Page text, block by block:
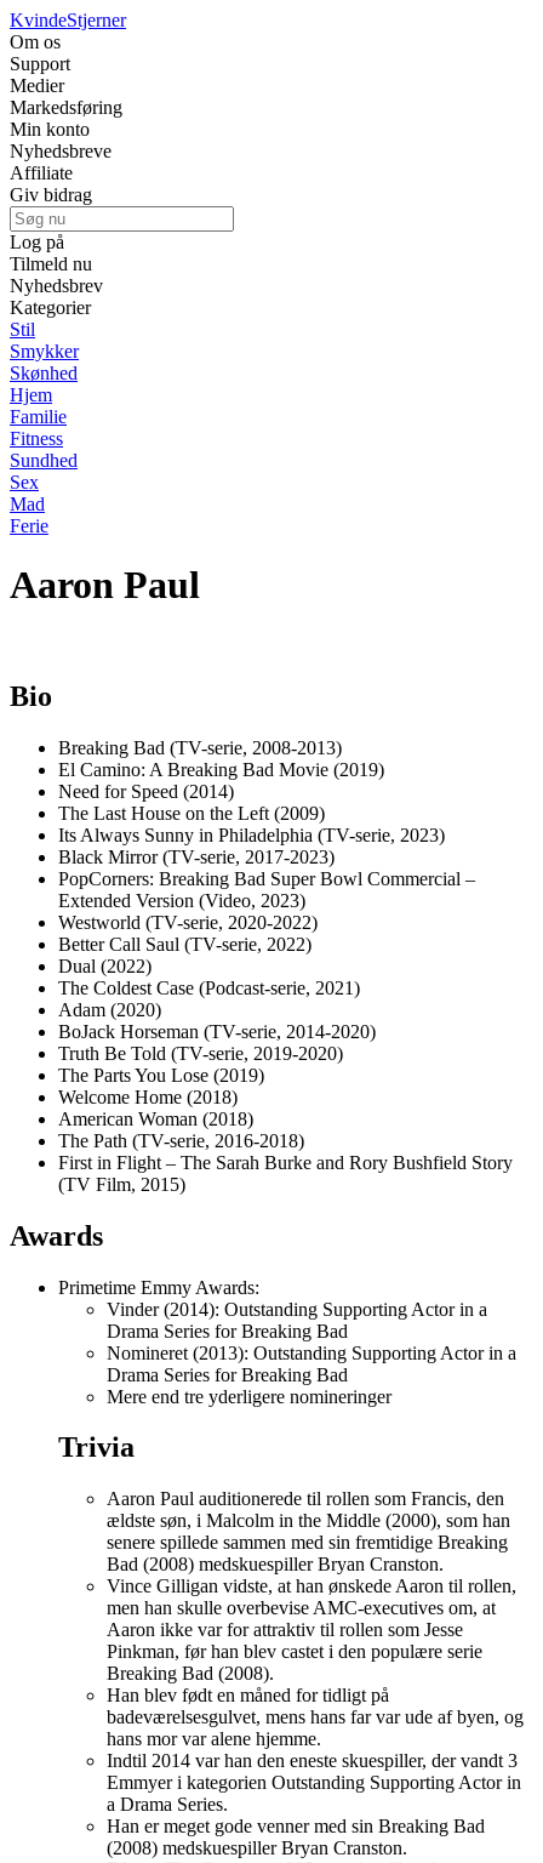
KvindeStjerner
Om os
Support
Medier
Markedsføring
Min konto
Nyhedsbreve
Affiliate
Giv bidrag
Log på
Tilmeld nu
Nyhedsbrev
Kategorier
Stil
Smykker
Skønhed
Hjem
Familie
Fitness
Sundhed
Sex
Mad
Ferie
Aaron Paul
Bio
Breaking Bad (TV-serie, 2008-2013)
El Camino: A Breaking Bad Movie (2019)
Need for Speed (2014)
The Last House on the Left (2009)
Its Always Sunny in Philadelphia (TV-serie, 2023)
Black Mirror (TV-serie, 2017-2023)
PopCorners: Breaking Bad Super Bowl Commercial –
Extended Version (Video, 2023)
Westworld (TV-serie, 2020-2022)
Better Call Saul (TV-serie, 2022)
Dual (2022)
The Coldest Case (Podcast-serie, 2021)
Adam (2020)
BoJack Horseman (TV-serie, 2014-2020)
Truth Be Told (TV-serie, 2019-2020)
The Parts You Lose (2019)
Welcome Home (2018)
American Woman (2018)
The Path (TV-serie, 2016-2018)
First in Flight – The Sarah Burke and Rory Bushfield Story
(TV Film, 2015)
Awards
Primetime Emmy Awards:
Vinder (2014): Outstanding Supporting Actor in a
Drama Series for Breaking Bad
Nomineret (2013): Outstanding Supporting Actor in a
Drama Series for Breaking Bad
Mere end tre yderligere nomineringer
Trivia
Aaron Paul auditionerede til rollen som Francis, den
ældste søn, i Malcolm in the Middle (2000), som han
senere spillede sammen med sin fremtidige Breaking
Bad (2008) medskuespiller Bryan Cranston.
Vince Gilligan vidste, at han ønskede Aaron til rollen,
men han skulle overbevise AMC-executives om, at
Aaron ikke var for attraktiv til rollen som Jesse
Pinkman, før han blev castet i den populære serie
Breaking Bad (2008).
Han blev født en måned for tidligt på
badeværelsesgulvet, mens hans far var ude af byen, og
hans mor var alene hjemme.
Indtil 2014 var han den eneste skuespiller, der vandt 3
Emmyer i kategorien Outstanding Supporting Actor in
a Drama Series.
Han er meget gode venner med sin Breaking Bad
(2008) medskuespiller Bryan Cranston.